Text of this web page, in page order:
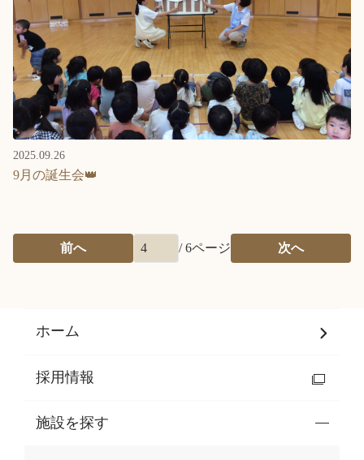
2025.09.26
9月の誕生会👑
前へ /6ページ 次へ
ホーム
採用情報
施設を探す